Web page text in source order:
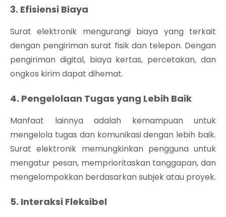
3. Efisiensi Biaya
Surat elektronik mengurangi biaya yang terkait
dengan pengiriman surat fisik dan telepon. Dengan
pengiriman digital, biaya kertas, percetakan, dan
ongkos kirim dapat dihemat.
4. Pengelolaan Tugas yang Lebih Baik
Manfaat lainnya adalah kemampuan untuk
mengelola tugas dan komunikasi dengan lebih baik.
Surat elektronik memungkinkan pengguna untuk
mengatur pesan, memprioritaskan tanggapan, dan
mengelompokkan berdasarkan subjek atau proyek.
5. Interaksi Fleksibel